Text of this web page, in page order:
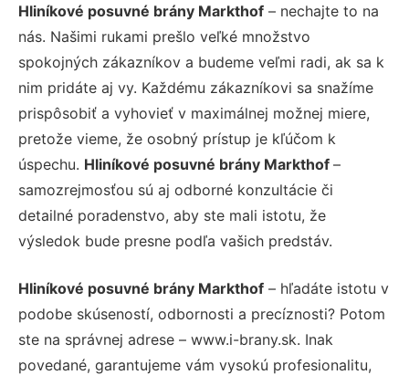
Hliníkové posuvné brány Markthof – nechajte to na
nás. Našimi rukami prešlo veľké množstvo
spokojných zákazníkov a budeme veľmi radi, ak sa k
nim pridáte aj vy. Každému zákazníkovi sa snažíme
prispôsobiť a vyhovieť v maximálnej možnej miere,
pretože vieme, že osobný prístup je kľúčom k
úspechu. Hliníkové posuvné brány Markthof –
samozrejmosťou sú aj odborné konzultácie či
detailné poradenstvo, aby ste mali istotu, že
výsledok bude presne podľa vašich predstáv.
Hliníkové posuvné brány Markthof – hľadáte istotu v
podobe skúseností, odbornosti a precíznosti? Potom
ste na správnej adrese – www.i-brany.sk. Inak
povedané, garantujeme vám vysokú profesionalitu,